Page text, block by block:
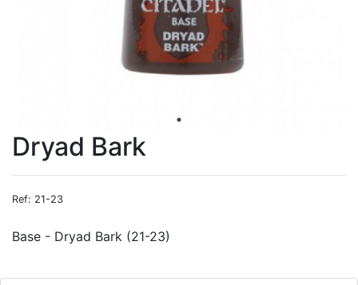
Dryad Bark
Ref: 21-23
Base - Dryad Bark (21-23)